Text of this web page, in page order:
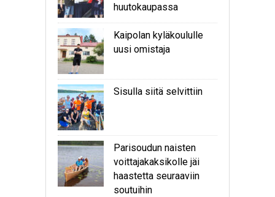
huutokaupassa
Kaipolan kyläkoululle
uusi omistaja
Sisulla siitä selvittiin
Parisoudun naisten
voittajakaksikolle jäi
haastetta seuraaviin
soutuihin